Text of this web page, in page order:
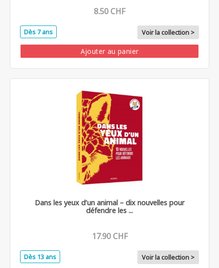
8.50 CHF
Dès 7 ans Voir la collection >
Ajouter au panier
Dans les yeux d’un animal – dix nouvelles pour
défendre les ...
17.90 CHF
Dès 13 ans Voir la collection >